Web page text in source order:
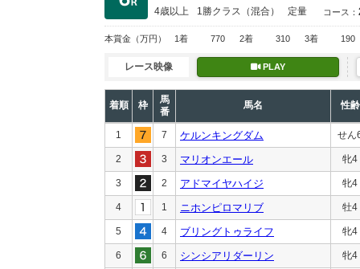
4歳以上 1勝クラス （混合） 定量 コース：
本賞金 （万円） 1着 770 2着 310 3着 190
レース映像 PLAY
着順 枠
馬
番
馬名 性齢
1 7 ケルンキングダム せん
2 3 マリオンエール 牝4
3 2 アドマイヤハイジ 牝4
4 1 ニホンピロマリブ 牡4
5 4 ブリングトゥライフ 牝4
6 6 シンシアリダーリン 牝4